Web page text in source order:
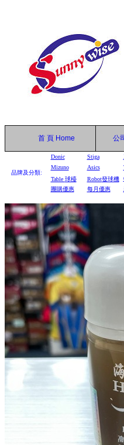
首 頁 Home 公
品牌及分類:
Donic Stiga
Mizuno
Asics
Table 球檯 Robot發球機
團購優惠
每月優惠